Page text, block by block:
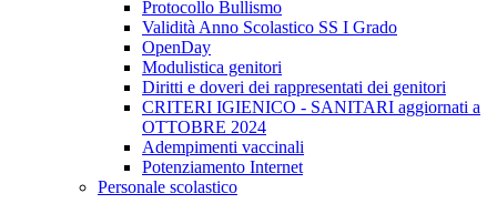
Protocollo Bullismo
Validità Anno Scolastico SS I Grado
OpenDay
Modulistica genitori
Diritti e doveri dei rappresentati dei genitori
CRITERI IGIENICO - SANITARI aggiornati a
OTTOBRE 2024
Adempimenti vaccinali
Potenziamento Internet
Personale scolastico